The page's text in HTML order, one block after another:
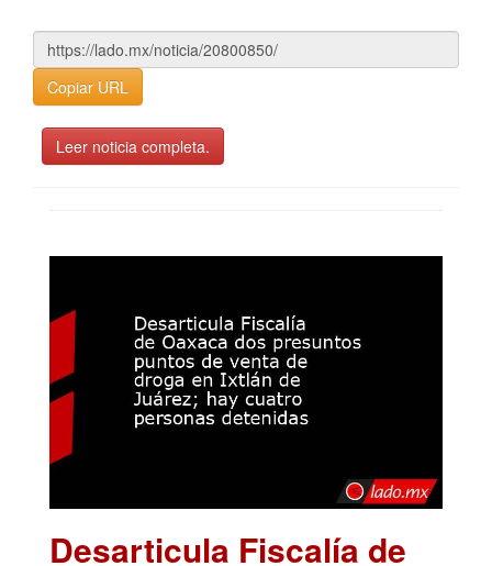
Copiar URL
Leer noticia completa.
Desarticula Fiscalía de